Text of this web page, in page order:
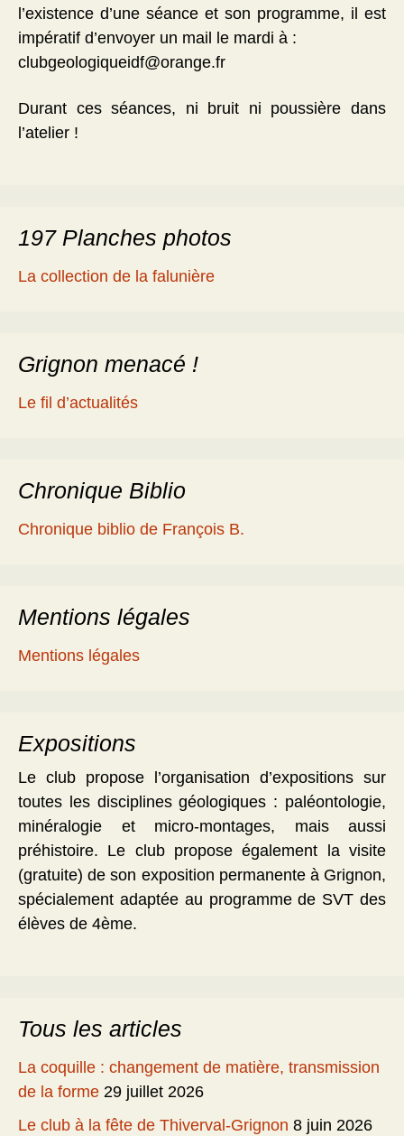
l’existence d’une séance et son programme, il est
impératif d’envoyer un mail le mardi à :
clubgeologiqueidf@orange.fr
Durant ces séances, ni bruit ni poussière dans
l’atelier !
197 Planches photos
La collection de la falunière
Grignon menacé !
Le fil d’actualités
Chronique Biblio
Chronique biblio de François B.
Mentions légales
Mentions légales
Expositions
Le club propose l’organisation d’expositions sur
toutes les disciplines géologiques : paléontologie,
minéralogie et micro-montages, mais aussi
préhistoire. Le club propose également la visite
(gratuite) de son exposition permanente à Grignon,
spécialement adaptée au programme de SVT des
élèves de 4ème.
Tous les articles
La coquille : changement de matière, transmission
de la forme 29 juillet 2026
Le club à la fête de Thiverval-Grignon 8 juin 2026